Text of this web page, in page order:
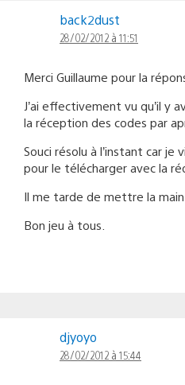
back2dust
28/02/2012 à 11:51
Merci Guillaume pour la
J’ai effectivement vu qu’il y
la réception des codes par
Souci résolu à l’instant car je
pour le télécharger avec la
Il me tarde de mettre la main
Bon jeu à tous.
djyoyo
28/02/2012 à 15:44